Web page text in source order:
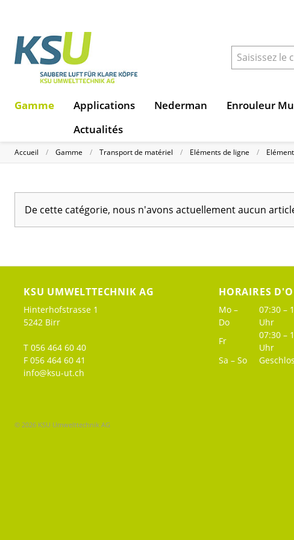
Gamme Applications Nederman Enrouleur
Actualités
Accueil Gamme Transport de matériel Eléments de ligne
De cette catégorie, nous n'avons actuellement aucun
KSU UMWELTTECHNIK AG
Hinterhofstrasse 1
5242 Birr
T 056 464 60 40
F 056 464 60 41
info@ksu-ut.ch
HORAIRES
Mo –
Do
07:30 –
Uhr
Fr
07:30 –
Uhr
Sa – So
© 2026 KSU Umwelttechnik AG